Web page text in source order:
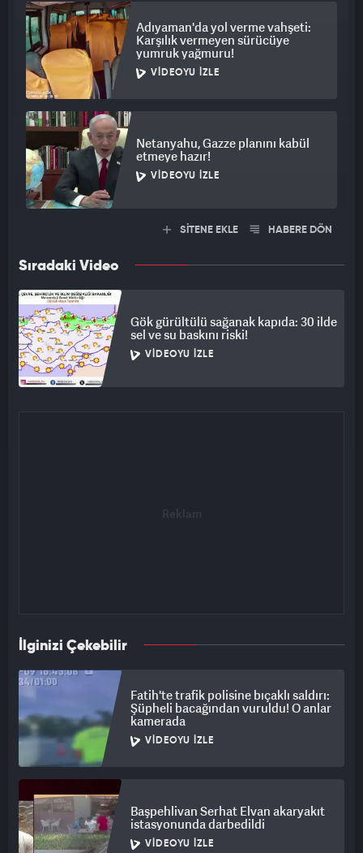
Adıyaman'da yol verme vahşeti:
Karşılık vermeyen sürücüye
yumruk yağmuru!
VIDEOYU İZLE
Netanyahu, Gazze planını kabül
etmeye hazır!
VIDEOYU İZLE
SİTENE EKLE HABERE DÖN
Sıradaki Video
Gök gürültülü sağanak kapıda: 30 ilde
sel ve su baskını riski!
VIDEOYU İZLE
İlginizi Çekebilir
Fatih'te trafik polisine bıçaklı saldırı:
Şüpheli bacağından vuruldu! O anlar
kamerada
VIDEOYU İZLE
Başpehlivan Serhat Elvan akaryakıt
istasyonunda darbedildi
VIDEOYU İZLE